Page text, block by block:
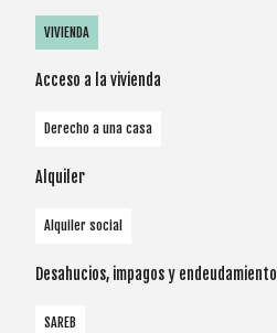
VIVIENDA
Acceso a la vivienda
Derecho a una casa
Alquiler
Alquiler social
Desahucios, impagos y endeudamiento
SAREB